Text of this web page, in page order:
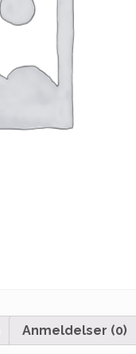
Anmeldelser (0)